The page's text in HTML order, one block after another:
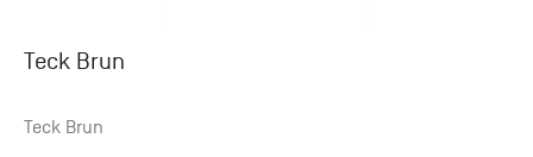
Teck Brun
Teck Brun